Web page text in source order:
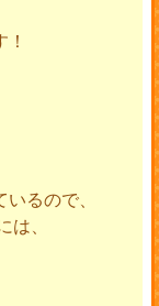
るので、
、